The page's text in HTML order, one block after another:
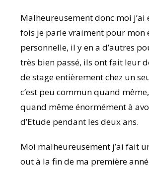
Malheureusement donc moi j’ai
fois je parle vraiment pour mon
personnelle, il y en a d’autres
très bien passé, ils ont fait leur
de stage entièrement chez un
c’est peu commun quand
quand même énormément à
d’Etude pendant les deux ans.
Moi malheureusement j’ai fait
out à la fin de ma première